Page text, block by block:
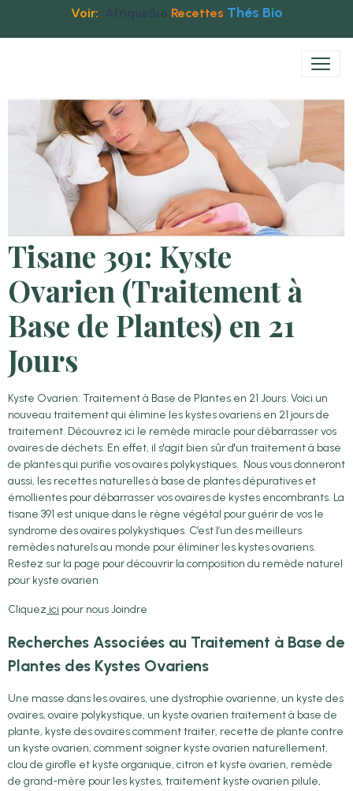
Voir: Recettes Thés Bio
Tisane 391: Kyste
Ovarien (Traitement à
Base de Plantes) en 21
Jours
Kyste Ovarien: Traitement à Base de Plantes en 21 Jours. Voici un
nouveau traitement qui élimine les kystes ovariens en 21 jours de
traitement. Découvrez ici le remède miracle pour débarrasser vos
ovaires de déchets. En effet, il s'agit bien sûr d'un traitement à base
de plantes qui purifie vos ovaires polykystiques. Nous vous donneront
aussi, les recettes naturelles à base de plantes dépuratives et
émollientes pour débarrasser vos ovaires de kystes encombrants. La
tisane 391 est unique dans le règne végétal pour guérir de vos le
syndrome des ovaires polykystiques. C’est l’un des meilleurs
remèdes naturels au monde pour éliminer les kystes ovariens.
Restez sur la page pour découvrir la composition du remède naturel
pour kyste ovarien
Cliquez ici pour nous Joindre
Recherches Associées au Traitement à Base de
Plantes des Kystes Ovariens
Une masse dans les ovaires, une dystrophie ovarienne, un kyste des
ovaires, ovaire polykystique, un kyste ovarien traitement à base de
plante, kyste des ovaires comment traiter, recette de plante contre
un kyste ovarien, comment soigner kyste ovarien naturellement,
clou de girofle et kyste organique, citron et kyste ovarien, remède
de grand-mère pour les kystes, traitement kyste ovarien pilule,